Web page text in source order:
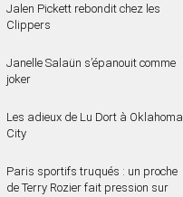
Jalen Pickett rebondit chez les
Clippers
Janelle Salaün s’épanouit comme
joker
Les adieux de Lu Dort à Oklahoma
City
Paris sportifs truqués : un proche
de Terry Rozier fait pression sur